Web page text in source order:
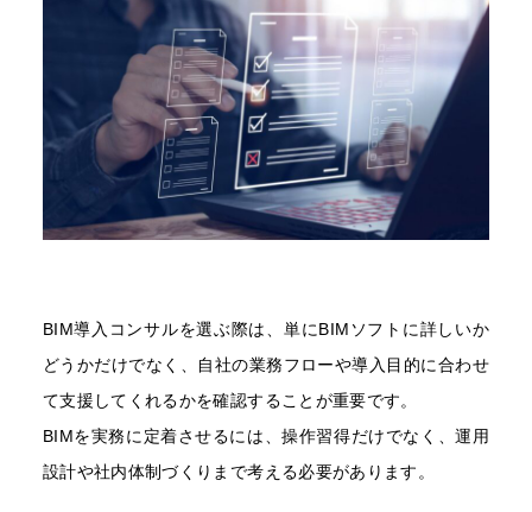
BIM導入コンサルを選ぶ際は、単にBIMソフトに詳しいか
どうかだけでなく、自社の業務フローや導入目的に合わせ
て支援してくれるかを確認することが重要です。
BIMを実務に定着させるには、操作習得だけでなく、運用
設計や社内体制づくりまで考える必要があります。